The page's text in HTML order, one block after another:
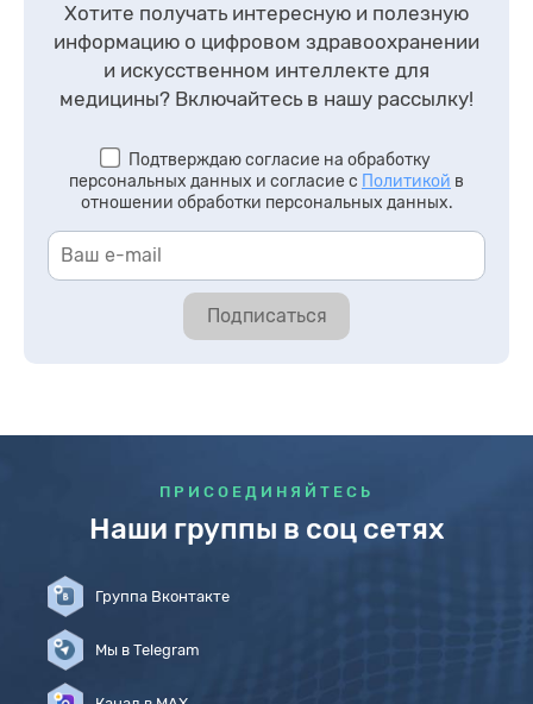
Хотите получать интересную и полезную
информацию о цифровом здравоохранении
и искусственном интеллекте для
медицины? Включайтесь в нашу рассылку!
Подтверждаю согласие на обработку
персональных данных и согласие с Политикой в
отношении обработки персональных данных.
Подписаться
ПРИСОЕДИНЯЙТЕСЬ
Наши группы в соц сетях
Группа Вконтакте
Мы в Telegram